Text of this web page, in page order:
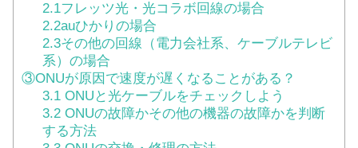
2.1フレッツ光・光コラボ回線の場合
2.2auひかりの場合
2.3その他の回線（電力会社系、ケーブルテレビ
系）の場合
③ONUが原因で速度が遅くなることがある？
3.1 ONUと光ケーブルをチェックしよう
3.2 ONUの故障かその他の機器の故障かを判断
する方法